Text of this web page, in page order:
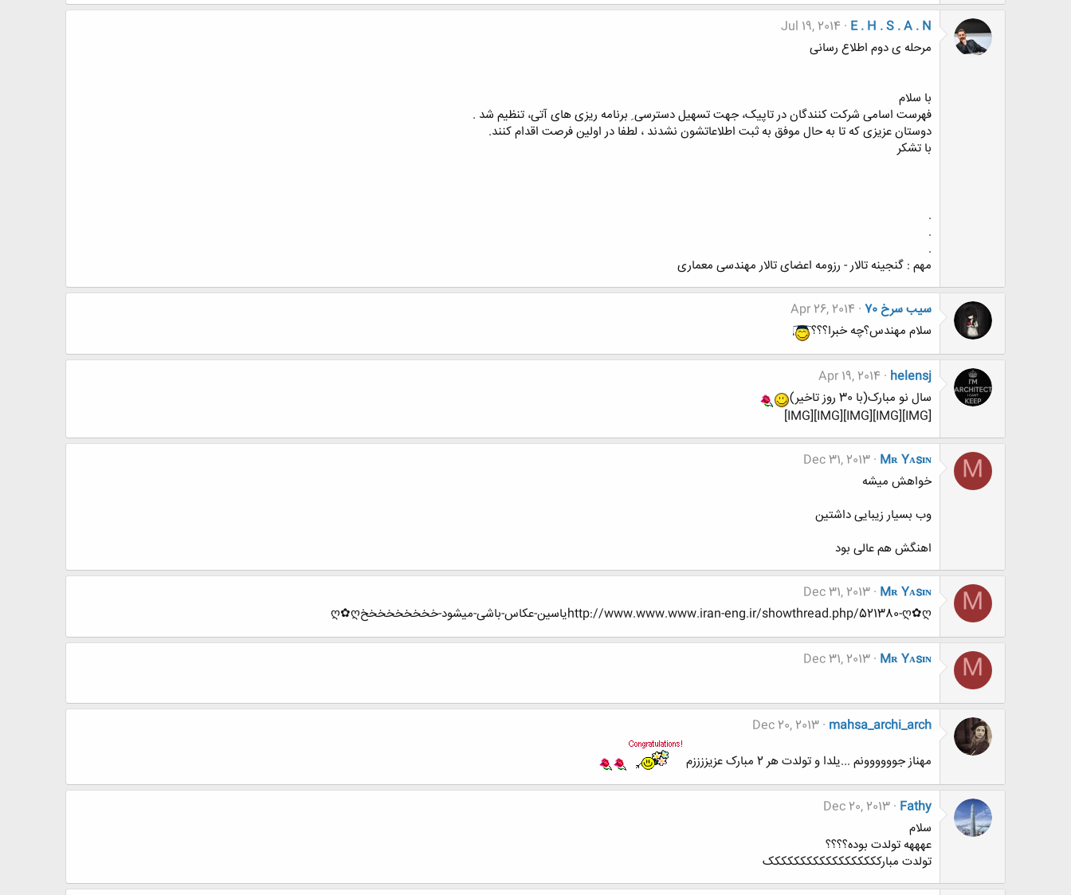
E . H . S . A . N
Jul 19, 2014
مرحله ی دوم اطلاع رسانی
با سلام
فهرست اسامی شرکت کنندگان در تاپیک، جهت تسهیل دسترسی ِ برنامه ریزی های آتی، تنظیم شد .
دوستان عزیزی که تا به حال موفق به ثبت اطلاعاتشون نشدند ، لطفا در اولین فرصت اقدام کنند.
با تشکر
.
.
.
مهم : گنجینه تالار - رزومه اعضای تالار مهندسی معماری
سیب سرخ 70
Apr 26, 2014
سلام مهندس؟چه خبرا؟؟؟
helensj
Apr 19, 2014
سال نو مبارک(با 30 روز تاخیر)
[IMG][IMG][IMG][IMG][IMG]
M
Mʀ Yᴀsɪɴ
Dec 31, 2013
خواهش میشه
وب بسیار زیبایی داشتین
اهنگش هم عالی بود
M
Mʀ Yᴀsɪɴ
Dec 31, 2013
http://www.www.www.iran-eng.ir/showthread.php/521380-ღ✿ღیاسین-عکاس-باشی-میشود-خخخخخخخخخღ✿ღ
M
Mʀ Yᴀsɪɴ
Dec 31, 2013
mahsa_archi_arch
Dec 20, 2013
مهناز جوووووونم ...یلدا و تولدت هر 2 مبارک عزیززززم
Fathy
Dec 20, 2013
سلام
عهههه تولدت بوده؟؟؟؟
تولدت مبارکککککککککککککککککک